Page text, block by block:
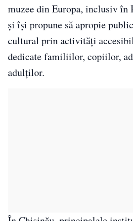
muzee din Europa, inclusiv în
și își propune să apropie
cultural prin activități
dedicate familiilor, copiilor,
adulților.